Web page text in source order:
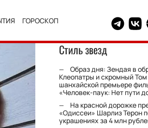
ГОРОСКОП Telegram
Стиль звезд
Образ дня: Зендая в
Клеопатры и скромный
шанхайской премьере
«Человек-паук: Нет пути
На красной дорожке
«Одиссеи» Шарлиз Терон
украшениях за 4 млн